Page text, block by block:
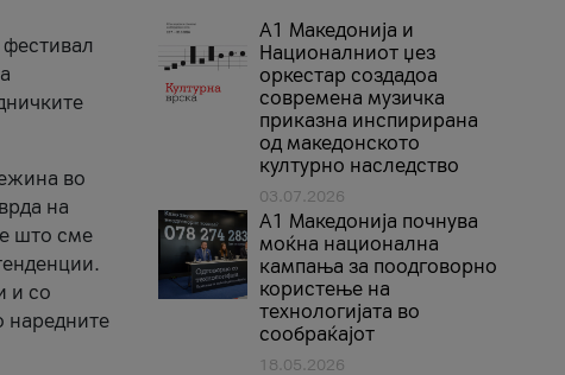
во
на
што сме
и со
наредните
А1 Македонија и
Националниот џез
оркестар создадоа
современа музичка
приказна инспирирана
од македонското
културно наследство
03.07.2026
A1 Македонија почнува
моќна национална
кампања за поодговорно
користење на
технологијата во
сообраќајот
18.05.2026